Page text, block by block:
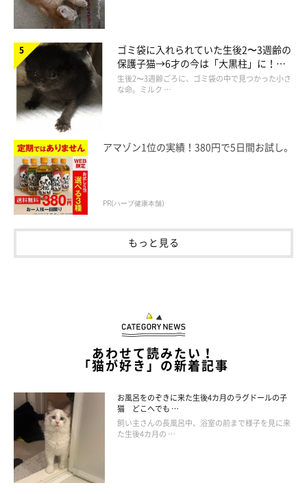
ゴミ袋に入れられていた生後2〜3週齢の
保護子猫→6才の今は「大黒柱」に！
美しい黒猫に成長した姿にグッとくる
生後2〜3週齢ごろに、ゴミ袋の中で見つかった小さ
な命。ミルク …
アマゾン1位の実績！380円で5日間お試し。
PR(ハーブ健康本舗)
もっと見る
あわせて読みたい！
「猫が好き」の新着記事
お風呂をのぞきに来た生後4カ月のラグドールの子
猫 どこへでも …
飼い主さんの長風呂中、浴室の前まで様子を見に来
た生後4カ月の …